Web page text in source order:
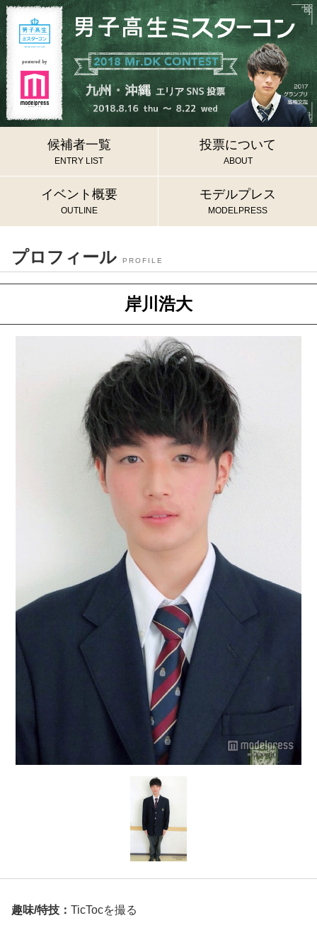
候補者一覧
ENTRY LIST
投票について
ABOUT
イベント概要
OUTLINE
モデルプレス
MODELPRESS
プロフィール PROFILE
岸川浩大
趣味/特技： TicTocを撮る